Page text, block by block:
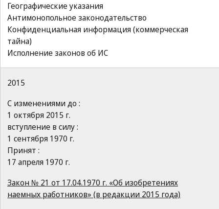
Географические указания
Антимонопольное законодательство
Конфиденциальная информация (коммерческая
тайна)
Исполнение законов об ИС
2015
С изменениями до :
1 октября 2015 г.
вступление в силу :
1 сентября 1970 г.
Принят :
17 апреля 1970 г.
Закон № 21 от 17.04.1970 г. «Об изобретениях
наемных работников» (в редакции 2015 года)